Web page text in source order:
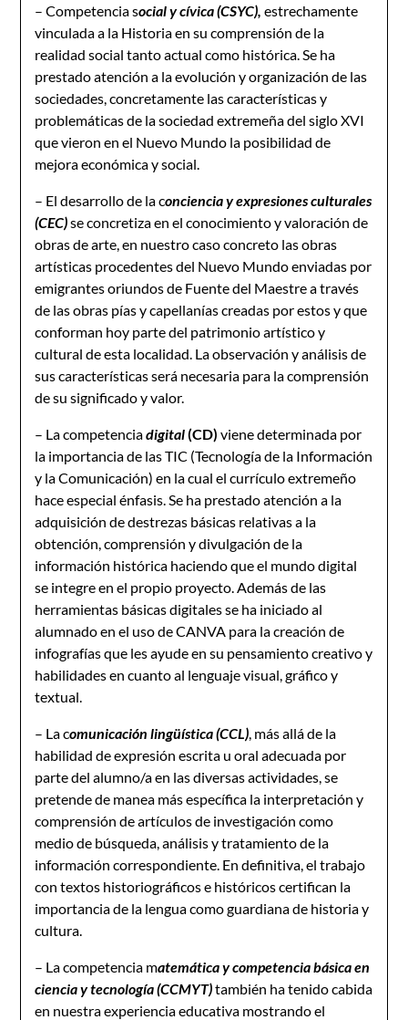
– Competencia social y cívica (CSYC), estrechamente
vinculada a la Historia en su comprensión de la
realidad social tanto actual como histórica. Se ha
prestado atención a la evolución y organización de las
sociedades, concretamente las características y
problemáticas de la sociedad extremeña del siglo XVI
que vieron en el Nuevo Mundo la posibilidad de
mejora económica y social.
– El desarrollo de la conciencia y expresiones culturales
(CEC)se concretiza en el conocimiento y valoración de
obras de arte, en nuestro caso concreto las obras
artísticas procedentes del Nuevo Mundo enviadas por
emigrantes oriundos de Fuente del Maestre a través
de las obras pías y capellanías creadas por estos y que
conforman hoy parte del patrimonio artístico y
cultural de esta localidad. La observación y análisis de
sus características será necesaria para la comprensión
de su significado y valor.
– La competenciadigital(CD) viene determinada por
la importancia de las TIC (Tecnología de la Información
y la Comunicación) en la cual el currículo extremeño
hace especial énfasis. Se ha prestado atención a la
adquisición de destrezas básicas relativas a la
obtención, comprensión y divulgación de la
información histórica haciendo que el mundo digital
se integre en el propio proyecto. Además de las
herramientas básicas digitales se ha iniciado al
alumnado en el uso de CANVA para la creación de
infografías que les ayude en su pensamiento creativo y
habilidades en cuanto al lenguaje visual, gráfico y
textual.
– La comunicación lingüística (CCL), más allá de la
habilidad de expresión escrita u oral adecuada por
parte del alumno/a en las diversas actividades, se
pretende de manea más específica la interpretación y
comprensión de artículos de investigación como
medio de búsqueda, análisis y tratamiento de la
información correspondiente. En definitiva, el trabajo
con textos historiográficos e históricos certifican la
importancia de la lengua como guardiana de historia y
cultura.
– La competencia matemática y competencia básica en
ciencia y tecnología (CCMYT)también ha tenido cabida
en nuestra experiencia educativa mostrando el